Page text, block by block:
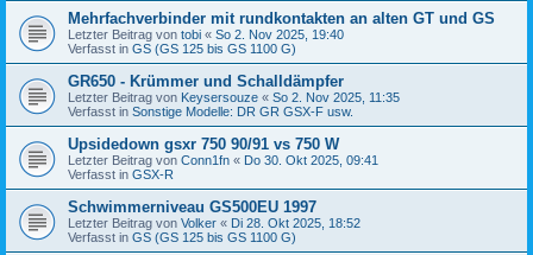
Mehrfachverbinder mit rundkontakten an alten GT und GS
Letzter Beitrag von tobi « So 2. Nov 2025, 19:40
Verfasst in GS (GS 125 bis GS 1100 G)
GR650 - Krümmer und Schalldämpfer
Letzter Beitrag von Keysersouze « So 2. Nov 2025, 11:35
Verfasst in Sonstige Modelle: DR GR GSX-F usw.
Upsidedown gsxr 750 90/91 vs 750 W
Letzter Beitrag von Conn1fn « Do 30. Okt 2025, 09:41
Verfasst in GSX-R
Schwimmerniveau GS500EU 1997
Letzter Beitrag von Volker « Di 28. Okt 2025, 18:52
Verfasst in GS (GS 125 bis GS 1100 G)